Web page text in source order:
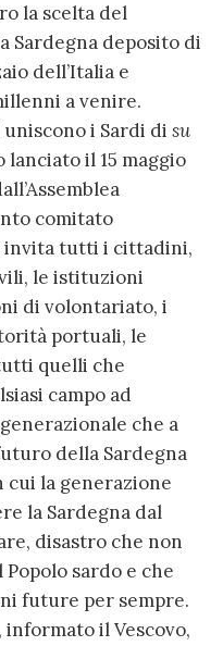
la scelta del
Sardegna deposito di
dell’Italia e
a venire.
i Sardi di su
lanciato il 15 maggio
comitato
invita tutti i cittadini,
le istituzioni
di volontariato, i
portuali, le
quelli che
campo ad
che a
della Sardegna
cui la generazione
la Sardegna dal
disastro che non
sardo e che
future per sempre.
il Vescovo,